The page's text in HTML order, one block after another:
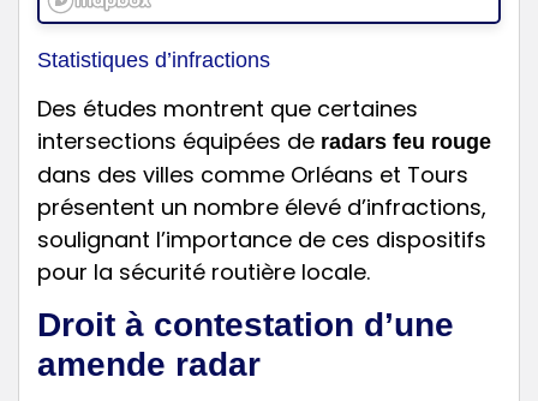
Statistiques d’infractions
Des études montrent que certaines
intersections équipées de radars feu rouge
dans des villes comme Orléans et Tours
présentent un nombre élevé d’infractions,
soulignant l’importance de ces dispositifs
pour la sécurité routière locale.
Droit à contestation d’une
amende radar